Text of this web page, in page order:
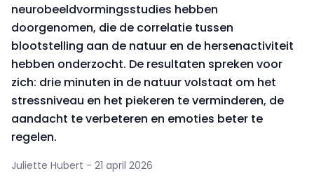
neurobeeldvormingsstudies hebben
doorgenomen, die de correlatie tussen
blootstelling aan de natuur en de hersenactiviteit
hebben onderzocht. De resultaten spreken voor
zich: drie minuten in de natuur volstaat om het
stressniveau en het piekeren te verminderen, de
aandacht te verbeteren en emoties beter te
regelen.
Juliette Hubert - 21 april 2026